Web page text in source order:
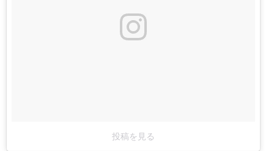
投稿を見る